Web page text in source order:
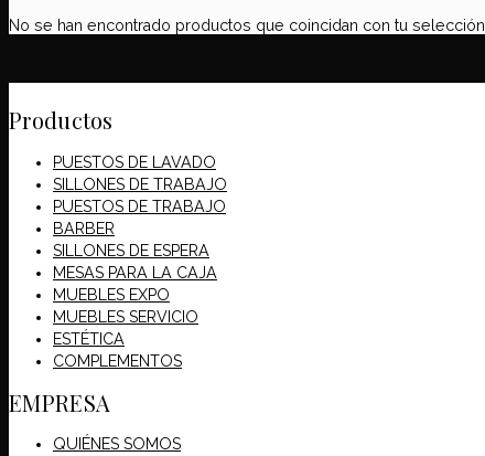
No se han encontrado productos que coincidan con tu selección.
Productos
PUESTOS DE LAVADO
SILLONES DE TRABAJO
PUESTOS DE TRABAJO
BARBER
SILLONES DE ESPERA
MESAS PARA LA CAJA
MUEBLES EXPO
MUEBLES SERVICIO
ESTÉTICA
COMPLEMENTOS
EMPRESA
QUIÉNES SOMOS